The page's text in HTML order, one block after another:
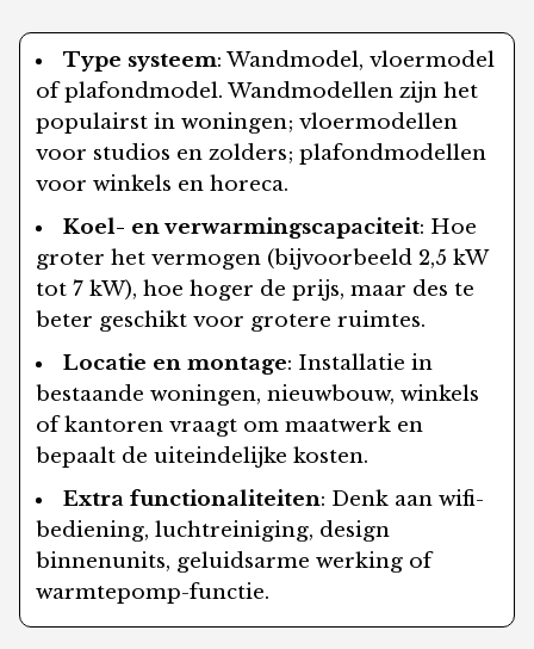
Type systeem: Wandmodel, vloermodel
of plafondmodel. Wandmodellen zijn het
populairst in woningen; vloermodellen
voor studios en zolders; plafondmodellen
voor winkels en horeca.
Koel- en verwarmingscapaciteit: Hoe
groter het vermogen (bijvoorbeeld 2,5 kW
tot 7 kW), hoe hoger de prijs, maar des te
beter geschikt voor grotere ruimtes.
Locatie en montage: Installatie in
bestaande woningen, nieuwbouw, winkels
of kantoren vraagt om maatwerk en
bepaalt de uiteindelijke kosten.
Extra functionaliteiten: Denk aan wifi-
bediening, luchtreiniging, design
binnenunits, geluidsarme werking of
warmtepomp-functie.